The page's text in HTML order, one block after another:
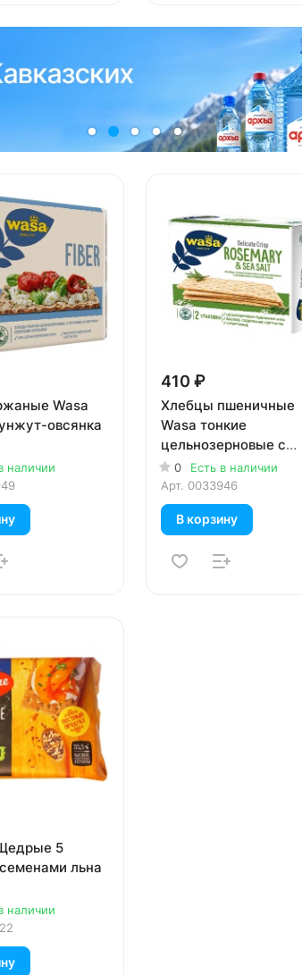
Wasa
овсянка
наличии
410 ₽
Хлебцы пшеничные
Wasa тонкие
цельнозерновые с
розмарином и
солью 190 гр
0
Есть в наличии
Арт. 0033946
В корзину
5
льна
наличии